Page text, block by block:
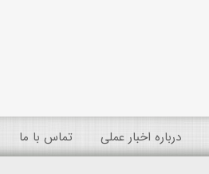
درباره اخبار عملی تماس با ما